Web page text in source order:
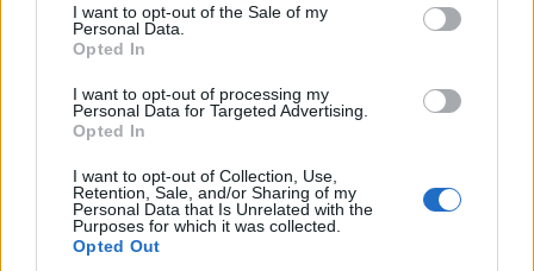
I want to opt-out of the Sale of my
Personal Data.
Opted In
I want to opt-out of processing my
Personal Data for Targeted Advertising.
Opted In
I want to opt-out of Collection, Use,
Retention, Sale, and/or Sharing of my
Personal Data that Is Unrelated with the
Purposes for which it was collected.
Opted Out
fedezett tőkeáttételes hitelt vesz fel. A társaság jelenleg
alternatív finanszírozási lehetőségeket vizsgál, bár később
A keresett cikk a portfolio.hu hírarchívumához
tartozik, melynek olvasása előfizetéses
regisztrációhoz kötött.